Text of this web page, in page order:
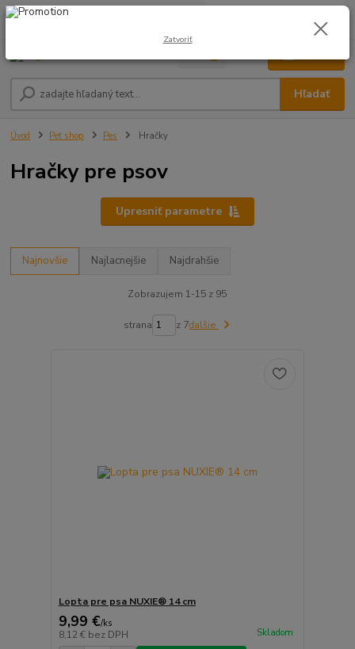
Hľadať
0948 236 042
0,00 €
Úvod Pet shop Pes Hračky
Hračky pre psov
Upresniť parametre
Najnovšie Najlacnejšie Najdrahšie
Zobrazujem 1-15 z 95
strana z 7ďalšie
Lopta pre psa NUXIE® 14 cm
9,99 €/ks
8,12 € bez DPH Skladom
Zatvoriť